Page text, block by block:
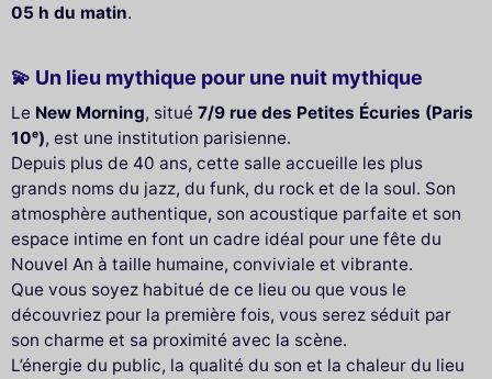
05 h du matin.
💫 Un lieu mythique pour une nuit mythique
Le New Morning, situé 7/9 rue des Petites Écuries (Paris
10ᵉ), est une institution parisienne.
Depuis plus de 40 ans, cette salle accueille les plus
grands noms du jazz, du funk, du rock et de la soul. Son
atmosphère authentique, son acoustique parfaite et son
espace intime en font un cadre idéal pour une fête du
Nouvel An à taille humaine, conviviale et vibrante.
Que vous soyez habitué de ce lieu ou que vous le
découvriez pour la première fois, vous serez séduit par
son charme et sa proximité avec la scène.
L’énergie du public, la qualité du son et la chaleur du lieu